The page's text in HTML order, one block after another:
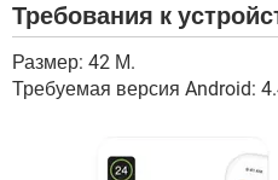
Требования к
Размер: 42 М.
Требуемая версия Android: